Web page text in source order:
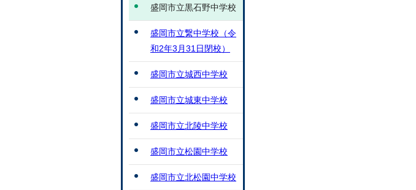
盛岡市立黒石野中学校
盛岡市立繋中学校（令
和2年3月31日閉校）
盛岡市立城西中学校
盛岡市立城東中学校
盛岡市立北陵中学校
盛岡市立松園中学校
盛岡市立北松園中学校